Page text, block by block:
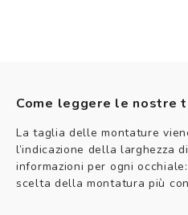
Come leggere le nostre
La taglia delle montature
l’indicazione della larghezza
informazioni per ogni
scelta della montatura più